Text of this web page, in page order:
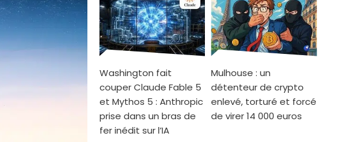
Washington fait
couper Claude Fable 5
et Mythos 5 : Anthropic
prise dans un bras de
fer inédit sur l’IA
Mulhouse : un
détenteur de crypto
enlevé, torturé et forcé
de virer 14 000 euros